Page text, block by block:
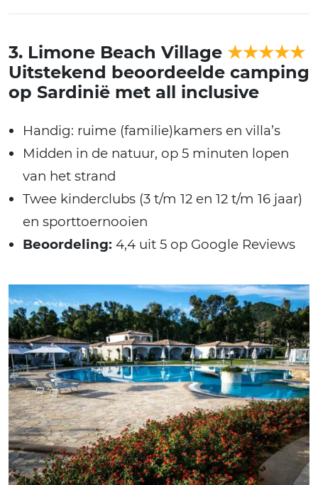
3. Limone Beach Village ★★★★★
Uitstekend beoordeelde camping
op Sardinië met all inclusive
Handig: ruime (familie)kamers en villa’s
Midden in de natuur, op 5 minuten lopen
van het strand
Twee kinderclubs (3 t/m 12 en 12 t/m 16 jaar)
en sporttoernooien
Beoordeling: 4,4 uit 5 op Google Reviews